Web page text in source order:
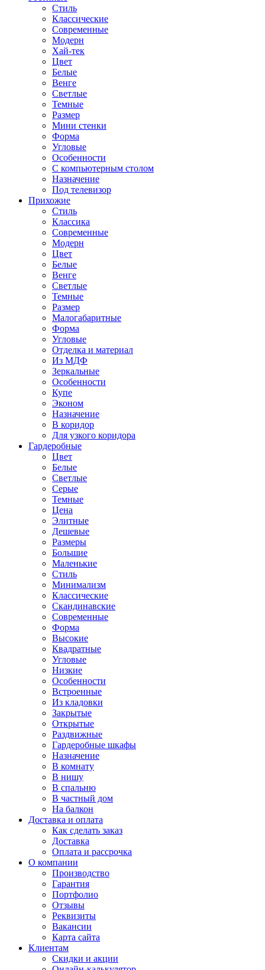
Стиль
Классические
Современные
Модерн
Хай-тек
Цвет
Белые
Венге
Светлые
Темные
Размер
Мини стенки
Форма
Угловые
Особенности
С компьютерным столом
Назначение
Под телевизор
Прихожие
Стиль
Классика
Современные
Модерн
Цвет
Белые
Венге
Светлые
Темные
Размер
Малогабаритные
Форма
Угловые
Отделка и материал
Из МДФ
Зеркальные
Особенности
Купе
Эконом
Назначение
В коридор
Для узкого коридора
Гардеробные
Цвет
Белые
Светлые
Серые
Темные
Цена
Элитные
Дешевые
Размеры
Большие
Маленькие
Стиль
Минимализм
Классические
Скандинавские
Современные
Форма
Высокие
Квадратные
Угловые
Низкие
Особенности
Встроенные
Из кладовки
Закрытые
Открытые
Раздвижные
Гардеробные шкафы
Назначение
В комнату
В нишу
В спальню
В частный дом
На балкон
Доставка и оплата
Как сделать заказ
Доставка
Оплата и рассрочка
О компании
Производство
Гарантия
Портфолио
Отзывы
Реквизиты
Вакансии
Карта сайта
Клиентам
Скидки и акции